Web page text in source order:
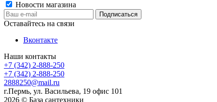
Новости магазина
Оставайтесь на связи
Вконтакте
Наши контакты
+7 (342) 2-888-250
+7 (342) 2-888-250
2888250@mail.ru
г.Пермь, ул. Васильева, 19 офис 101
2026 © База сантехники